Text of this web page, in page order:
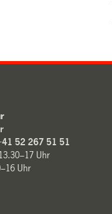
52 267 51 51
Uhr
Uhr